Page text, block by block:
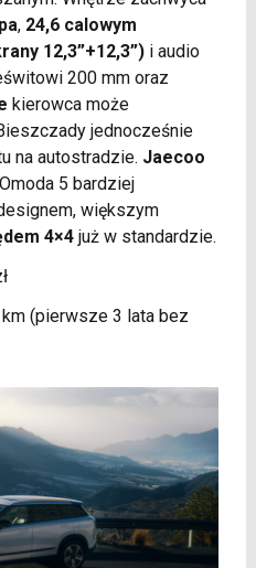
, 24,6 calowym
12,3”+12,3”)i audio
200 mm oraz
kierowca może
jednocześnie
na autostradzie. Jaecoo
5 bardziej
większym
4×4już w standardzie.
(pierwsze 3 lata bez